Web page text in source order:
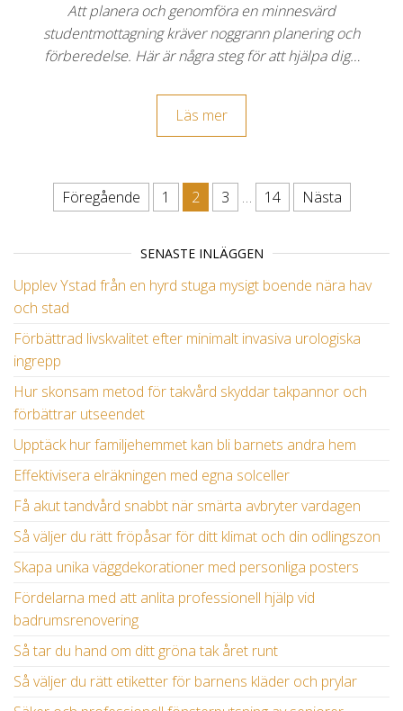
Att planera och genomföra en minnesvärd
studentmottagning kräver noggrann planering och
förberedelse. Här är några steg för att hjälpa dig…
Läs mer
Inläggsnavigering
Föregående 1 2 3 … 14 Nästa
SENASTE INLÄGGEN
Upplev Ystad från en hyrd stuga mysigt boende nära hav
och stad
Förbättrad livskvalitet efter minimalt invasiva urologiska
ingrepp
Hur skonsam metod för takvård skyddar takpannor och
förbättrar utseendet
Upptäck hur familjehemmet kan bli barnets andra hem
Effektivisera elräkningen med egna solceller
Få akut tandvård snabbt när smärta avbryter vardagen
Så väljer du rätt fröpåsar för ditt klimat och din odlingszon
Skapa unika väggdekorationer med personliga posters
Fördelarna med att anlita professionell hjälp vid
badrumsrenovering
Så tar du hand om ditt gröna tak året runt
Så väljer du rätt etiketter för barnens kläder och prylar